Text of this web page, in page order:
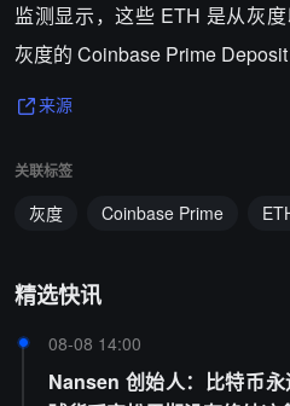
监测显示，这些 ETH 是从灰
灰度的 Coinbase Prime
来源
关联标签
灰度 Coinbase Prime
精选快讯
08-08 14:00
Nansen 创始人：比特币